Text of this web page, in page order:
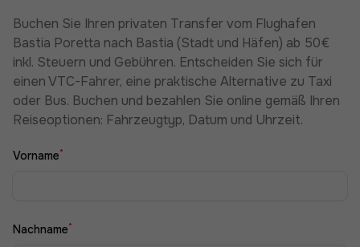
Buchen Sie Ihren privaten Transfer vom Flughafen
Bastia Poretta nach Bastia (Stadt und Häfen) ab 50€
inkl. Steuern und Gebühren. Entscheiden Sie sich für
einen VTC-Fahrer, eine praktische Alternative zu Taxi
oder Bus. Buchen und bezahlen Sie online gemäß Ihren
Reiseoptionen: Fahrzeugtyp, Datum und Uhrzeit.
Vorname*
Nachname*